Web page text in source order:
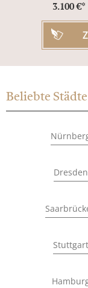
3.100 €*
Beliebte Städte
Dresden
Stuttgart